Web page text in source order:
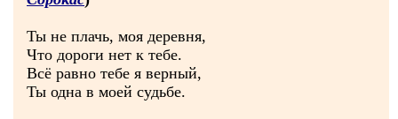
Ты не плачь, моя деревня,
Что дороги нет к тебе.
Всё равно тебе я верный,
Ты одна в моей судьбе.